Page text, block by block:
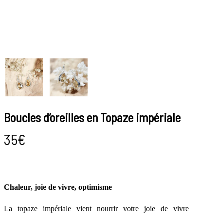
Boucles d’oreilles en Topaze impériale
35€
Chaleur, joie de vivre, optimisme
La topaze impériale vient nourrir votre joie de vivre